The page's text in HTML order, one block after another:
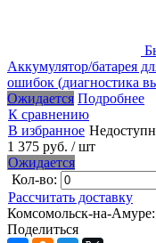
Аккумулятор/батарея
ошибок (диагностика
Ожидается Подробнее
К сравнению
В избранное
1 375 руб. / шт
Ожидается
Кол-во:
Рассчитать доставку
Комсомольск-на-Амуре:
Поделиться